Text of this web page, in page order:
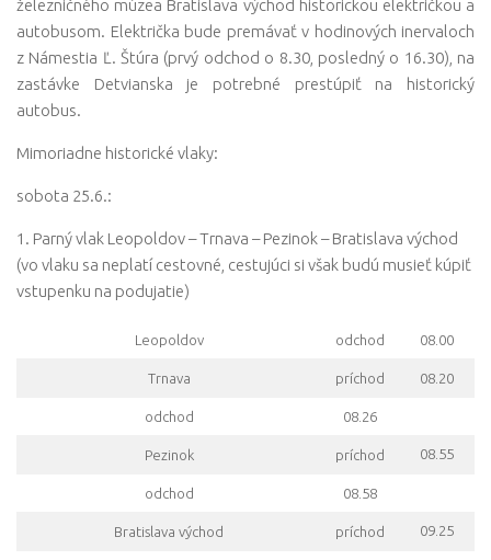
železničného múzea Bratislava východ historickou električkou a
autobusom. Električka bude premávať v hodinových inervaloch
z Námestia Ľ. Štúra (prvý odchod o 8.30, posledný o 16.30), na
zastávke Detvianska je potrebné prestúpiť na historický
autobus.
Mimoriadne historické vlaky:
sobota 25.6.:
1. Parný vlak Leopoldov – Trnava – Pezinok – Bratislava východ
(vo vlaku sa neplatí cestovné, cestujúci si však budú musieť kúpiť
vstupenku na podujatie)
Leopoldov odchod 08.00
Trnava príchod 08.20
odchod 08.26
Pezinok príchod 08.55
odchod 08.58
Bratislava východ príchod 09.25